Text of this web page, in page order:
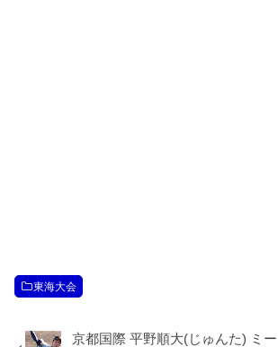
東海大会
京都国際 平野順大(じゅんた) ミ